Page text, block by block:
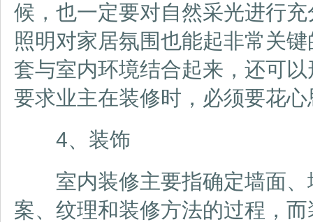
候，也一定要对自然采光进行
照明对家居氛围也能起非常关
套与室内环境结合起来，还可
要求业主在装修时，必须要花
4、装饰
室内装修主要指确定墙面、
案、纹理和装修方法的过程，